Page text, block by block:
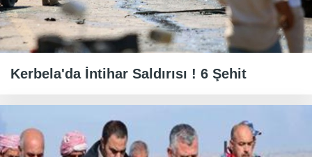
Kerbela'da İntihar Saldırısı ! 6 Şehit